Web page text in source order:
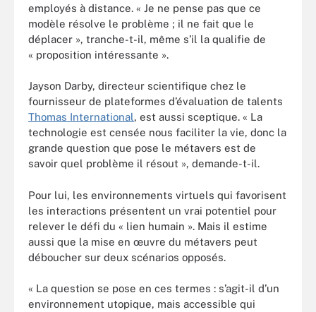
employés à distance. « Je ne pense pas que ce
modèle résolve le problème ; il ne fait que le
déplacer », tranche-t-il, même s’il la qualifie de
« proposition intéressante ».
Jayson Darby, directeur scientifique chez le
fournisseur de plateformes d’évaluation de talents
Thomas International, est aussi sceptique. « La
technologie est censée nous faciliter la vie, donc la
grande question que pose le métavers est de
savoir quel problème il résout », demande-t-il.
Pour lui, les environnements virtuels qui favorisent
les interactions présentent un vrai potentiel pour
relever le défi du « lien humain ». Mais il estime
aussi que la mise en œuvre du métavers peut
déboucher sur deux scénarios opposés.
« La question se pose en ces termes : s’agit-il d’un
environnement utopique, mais accessible qui